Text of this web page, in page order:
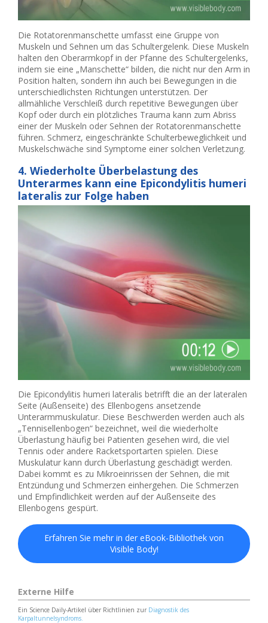
Die Rotatorenmanschette umfasst eine Gruppe von
Muskeln und Sehnen um das Schultergelenk. Diese Muskeln
halten den Oberarmkopf in der Pfanne des Schultergelenks,
indem sie eine „Manschette“ bilden, die nicht nur den Arm in
Position halten, sondern ihn auch bei Bewegungen in die
unterschiedlichsten Richtungen unterstützen. Der
allmähliche Verschleiß durch repetitive Bewegungen über
Kopf oder durch ein plötzliches Trauma kann zum Abriss
einer der Muskeln oder Sehnen der Rotatorenmanschette
führen. Schmerz, eingeschränkte Schulterbeweglichkeit und
Muskelschwäche sind Symptome einer solchen Verletzung.
4. Wiederholte Überbelastung des
Unterarmes kann eine Epicondylitis humeri
lateralis zur Folge haben
Die Epicondylitis humeri lateralis betrifft die an der lateralen
Seite (Außenseite) des Ellenbogens ansetzende
Unterarmmuskulatur. Diese Beschwerden werden auch als
„Tennisellenbogen“ bezeichnet, weil die wiederholte
Überlastung häufig bei Patienten gesehen wird, die viel
Tennis oder andere Racketsportarten spielen. Diese
Muskulatur kann durch Überlastung geschädigt werden.
Dabei kommt es zu Mikroeinrissen der Sehnen, die mit
Entzündung und Schmerzen einhergehen. Die Schmerzen
und Empfindlichkeit werden auf der Außenseite des
Ellenbogens gespürt.
Erfahren Sie mehr in der eBook-Bibliothek von
Visible Body!
Externe Hilfe
Ein Science Daily-Artikel über Richtlinien zur Diagnostik des
Karpaltunnelsyndroms.